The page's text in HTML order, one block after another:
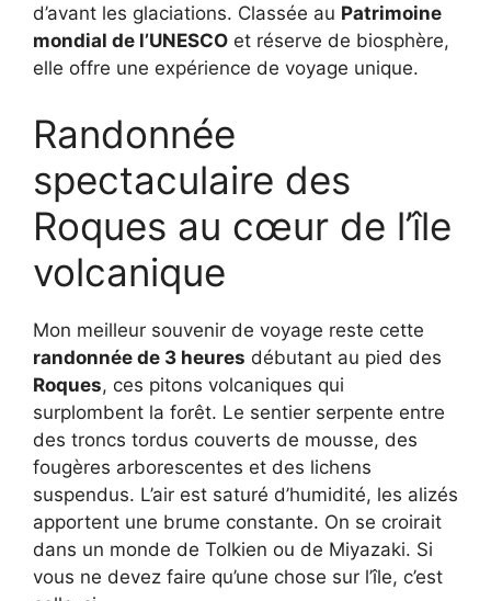
d’avant les glaciations. Classée au Patrimoine
mondial de l’UNESCO et réserve de biosphère,
elle offre une expérience de voyage unique.
Randonnée
spectaculaire des
Roques au cœur de l’île
volcanique
Mon meilleur souvenir de voyage reste cette
randonnée de 3 heures débutant au pied des
Roques, ces pitons volcaniques qui
surplombent la forêt. Le sentier serpente entre
des troncs tordus couverts de mousse, des
fougères arborescentes et des lichens
suspendus. L’air est saturé d’humidité, les alizés
apportent une brume constante. On se croirait
dans un monde de Tolkien ou de Miyazaki. Si
vous ne devez faire qu’une chose sur l’île, c’est